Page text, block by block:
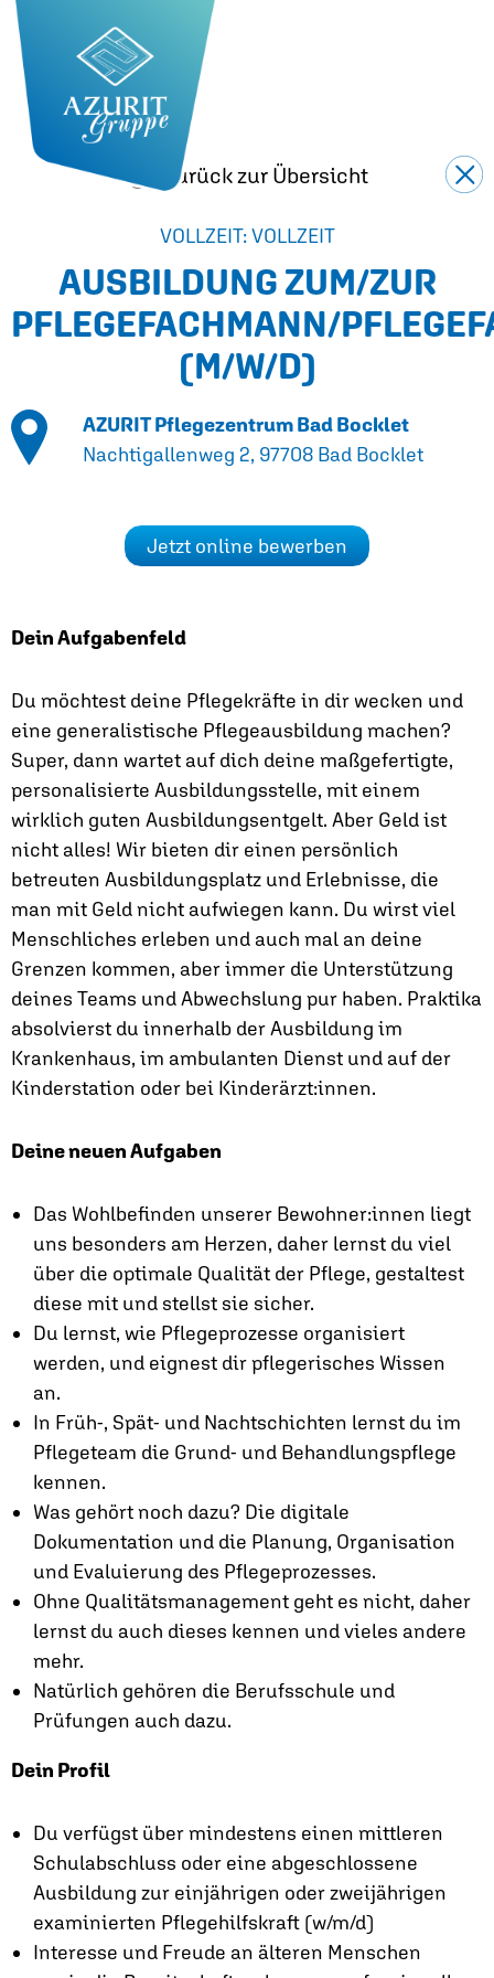
Zurück zur Übersicht
VOLLZEIT: VOLLZEIT
AUSBILDUNG ZUM/ZUR
PFLEGEFACHMANN/
(M/W/D)
AZURIT Pflegezentrum Bad Bocklet
Nachtigallenweg 2, 97708 Bad Bocklet
Jetzt online bewerben
Dein Aufgabenfeld
Du möchtest deine Pflegekräfte in dir wecken und
eine generalistische Pflegeausbildung machen?
Super, dann wartet auf dich deine maßgefertigte,
personalisierte Ausbildungsstelle, mit einem
wirklich guten Ausbildungsentgelt. Aber Geld ist
nicht alles! Wir bieten dir einen persönlich
betreuten Ausbildungsplatz und Erlebnisse, die
man mit Geld nicht aufwiegen kann. Du wirst viel
Menschliches erleben und auch mal an deine
Grenzen kommen, aber immer die Unterstützung
deines Teams und Abwechslung pur haben. Praktika
absolvierst du innerhalb der Ausbildung im
Krankenhaus, im ambulanten Dienst und auf der
Kinderstation oder bei Kinderärzt:innen.
Deine neuen Aufgaben
Das Wohlbefinden unserer Bewohner:innen liegt
uns besonders am Herzen, daher lernst du viel
über die optimale Qualität der Pflege, gestaltest
diese mit und stellst sie sicher.
Du lernst, wie Pflegeprozesse organisiert
werden, und eignest dir pflegerisches Wissen
an.
In Früh-, Spät- und Nachtschichten lernst du im
Pflegeteam die Grund- und Behandlungspflege
kennen.
Was gehört noch dazu? Die digitale
Dokumentation und die Planung, Organisation
und Evaluierung des Pflegeprozesses.
Ohne Qualitäts­management geht es nicht, daher
lernst du auch dieses kennen und vieles andere
mehr.
Natürlich gehören die Berufsschule und
Prüfungen auch dazu.
Dein Profil
Du verfügst über mindestens einen mittleren
Schulabschluss oder eine abgeschlossene
Ausbildung zur einjährigen oder zweijährigen
examinierten Pflegehilfskraft (w/m/d)
Interesse und Freude an älteren Menschen